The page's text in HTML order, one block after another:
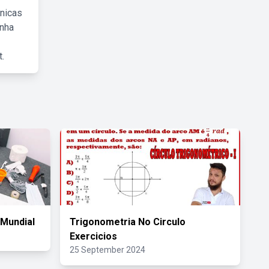
Trigonometria No Circulo
Exercicios
25 September 2024